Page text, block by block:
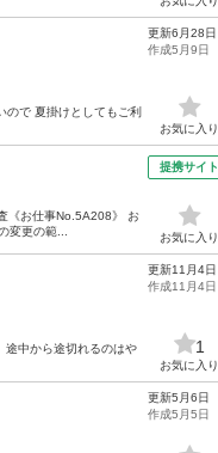
で 夏掛けとしてもご利
更新6月28日
作成5月9日
お気に入り
《お仕事No.5A208》 お
変更の範...
提携サイト
お気に入り
途中から途切れるのはや
更新11月4日
作成11月4日
1
お気に入り
更新5月6日
作成5月5日